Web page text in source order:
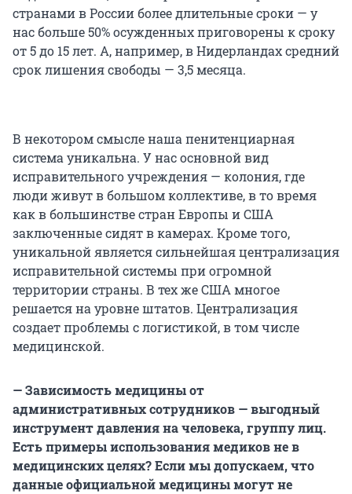
странами в России более длительные сроки — у
нас больше 50% осужденных приговорены к сроку
от 5 до 15 лет. А, например, в Нидерландах средний
срок лишения свободы — 3,5 месяца.
В некотором смысле наша пенитенциарная
система уникальна. У нас основной вид
исправительного учреждения — колония, где
люди живут в большом коллективе, в то время
как в большинстве стран Европы и США
заключенные сидят в камерах. Кроме того,
уникальной является сильнейшая централизация
исправительной системы при огромной
территории страны. В тех же США многое
решается на уровне штатов. Централизация
создает проблемы с логистикой, в том числе
медицинской.
— Зависимость медицины от
административных сотрудников — выгодный
инструмент давления на человека, группу лиц.
Есть примеры использования медиков не в
медицинских целях? Если мы допускаем, что
данные официальной медицины могут не